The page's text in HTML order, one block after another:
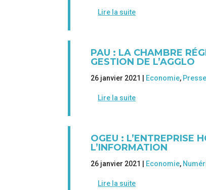
Lire la suite
PAU : LA CHAMBRE
GESTION DE L’AGGLO
26 janvier 2021 | Economie,
Lire la suite
OGEU : L’ENTREPRISE
L’INFORMATION
26 janvier 2021 | Economie,
Lire la suite